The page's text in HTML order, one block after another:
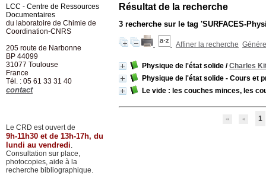
Résultat de la recherche
3 recherche sur le tag 'SURFACES-
Affiner la recherche
Physique de l'état solide /Charles
Physique de l'état solide - Cours et
Le vide : les couches minces, les
1
LCC - Centre de Ressources
Documentaires
du laboratoire de Chimie de
Coordination-CNRS
205 route de Narbonne
BP 44099
31077 Toulouse
France
Tél. : 05 61 33 31 40
contact
Le CRD est ouvert de
9h-11h30 et de 13h-17h, du
lundi au vendredi.
Consultation sur place,
photocopies, aide à la
recherche bibliographique.